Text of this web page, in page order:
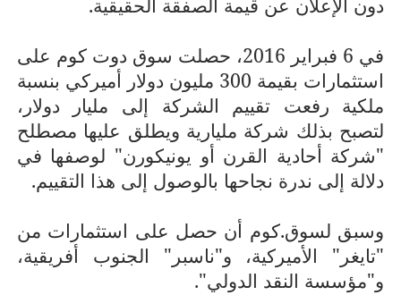
دون الإعلان عن قيمة الصفقة الحقيقية.
في 6 فبراير 2016، حصلت سوق دوت كوم على
استثمارات بقيمة 300 مليون دولار أميركي بنسبة
ملكية رفعت تقييم الشركة إلى مليار دولار،
لتصبح بذلك شركة مليارية ويطلق عليها مصطلح
"شركة أحادية القرن أو يونيكورن" لوصفها في
دلالة إلى ندرة نجاحها بالوصول إلى هذا التقييم.
وسبق لسوق.كوم أن حصل على استثمارات من
"تايغر" الأميركية، و"ناسبر" الجنوب أفريقية،
و"مؤسسة النقد الدولي".